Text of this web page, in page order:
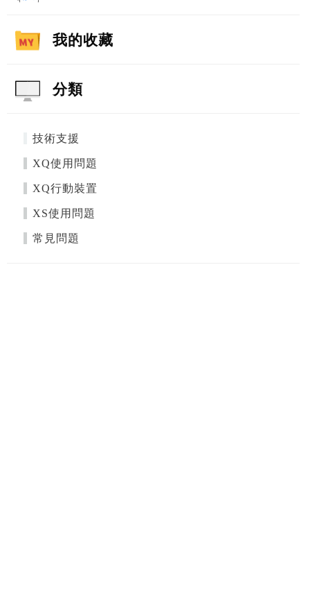
我的收藏
分類
技術支援
XQ使用問題
XQ行動裝置
XS使用問題
常見問題